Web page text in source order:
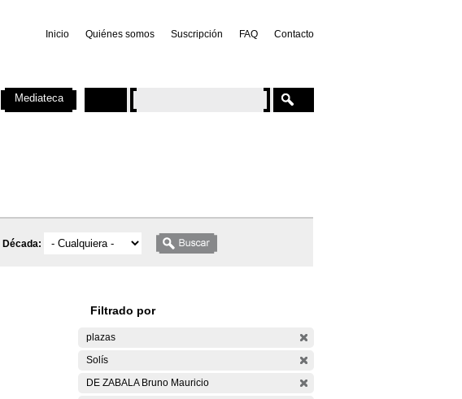
Inicio Quiénes somos Suscripción FAQ Contacto
Década:
Filtrado por
plazas
Solís
DE ZABALA Bruno Mauricio
Mediateca